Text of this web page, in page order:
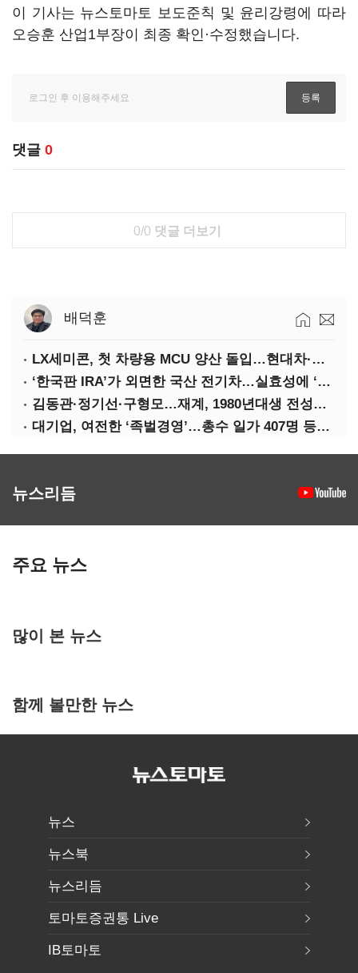
이 기사는 뉴스토마토 보도준칙 및 윤리강령에 따라
오승훈 산업1부장이 최종 확인·수정했습니다.
댓글 0
0/0 댓글 더보기
배덕훈
LX세미콘, 첫 차량용 MCU 양산 돌입…현대차·기아에 공급
‘한국판 IRA’가 외면한 국산 전기차…실효성에 ‘의문’
김동관·정기선·구형모…재계, 1980년대생 전성시대
대기업, 여전한 ‘족벌경영’…총수 일가 407명 등기임원
뉴스리듬
주요 뉴스
많이 본 뉴스
함께 볼만한 뉴스
뉴스
뉴스북
뉴스리듬
토마토증권통 Live
IB토마토